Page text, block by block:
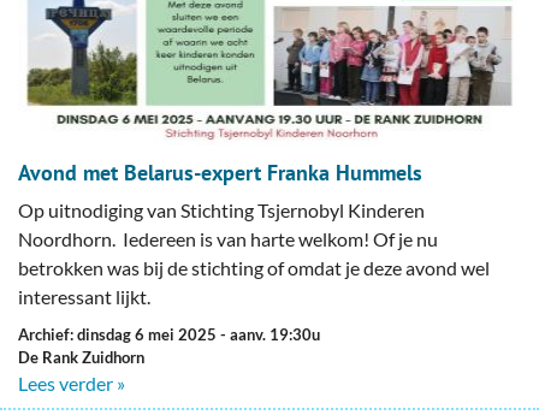
Avond met Belarus-expert Franka Hummels
Op uitnodiging van Stichting Tsjernobyl Kinderen
Noordhorn. Iedereen is van harte welkom! Of je nu
betrokken was bij de stichting of omdat je deze avond wel
interessant lijkt.
Archief: dinsdag 6 mei 2025 - aanv. 19:30u
De Rank Zuidhorn
Lees verder »